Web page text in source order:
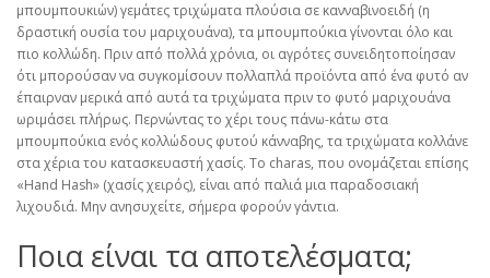
μπουμπουκιών) γεμάτες τριχώματα πλούσια σε κανναβινοειδή (η
δραστική ουσία του μαριχουάνα), τα μπουμπούκια γίνονται όλο και
πιο κολλώδη. Πριν από πολλά χρόνια, οι αγρότες συνειδητοποίησαν
ότι μπορούσαν να συγκομίσουν πολλαπλά προϊόντα από ένα φυτό αν
έπαιρναν μερικά από αυτά τα τριχώματα πριν το φυτό μαριχουάνα
ωριμάσει πλήρως. Περνώντας το χέρι τους πάνω-κάτω στα
μπουμπούκια ενός κολλώδους φυτού κάνναβης, τα τριχώματα κολλάνε
στα χέρια του κατασκευαστή χασίς. Το charas, που ονομάζεται επίσης
«Hand Hash» (χασίς χειρός), είναι από παλιά μια παραδοσιακή
λιχουδιά. Μην ανησυχείτε, σήμερα φορούν γάντια.
Ποια είναι τα αποτελέσματα;